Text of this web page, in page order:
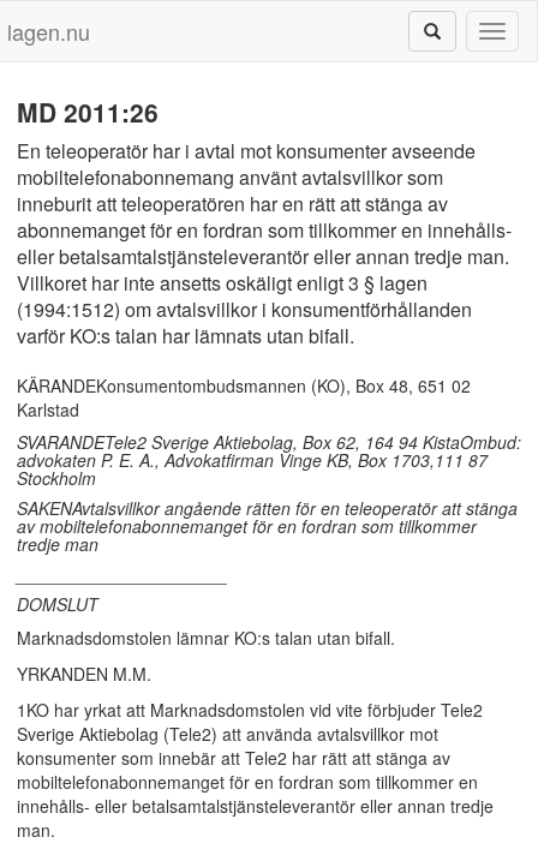
lagen.nu
MD 2011:26
En teleoperatör har i avtal mot konsumenter avseende
mobiltelefonabonnemang använt avtalsvillkor som
inneburit att teleoperatören har en rätt att stänga av
abonnemanget för en fordran som tillkommer en innehålls-
eller betalsamtalstjänsteleverantör eller annan tredje man.
Villkoret har inte ansetts oskäligt enligt 3 § lagen
(1994:1512) om avtalsvillkor i konsumentförhållanden
varför KO:s talan har lämnats utan bifall.
KÄRANDEKonsumentombudsmannen (KO), Box 48, 651 02
Karlstad
SVARANDETele2 Sverige Aktiebolag, Box 62, 164 94 KistaOmbud:
advokaten P. E. A., Advokatfirman Vinge KB, Box 1703,111 87
Stockholm
SAKENAvtalsvillkor angående rätten för en teleoperatör att stänga
av mobiltelefonabonnemanget för en fordran som tillkommer
tredje man
DOMSLUT
Marknadsdomstolen lämnar KO:s talan utan bifall.
YRKANDEN M.M.
1KO har yrkat att Marknadsdomstolen vid vite förbjuder Tele2
Sverige Aktiebolag (Tele2) att använda avtalsvillkor mot
konsumenter som innebär att Tele2 har rätt att stänga av
mobiltelefonabonnemanget för en fordran som tillkommer en
innehålls- eller betalsamtalstjänsteleverantör eller annan tredje
man.